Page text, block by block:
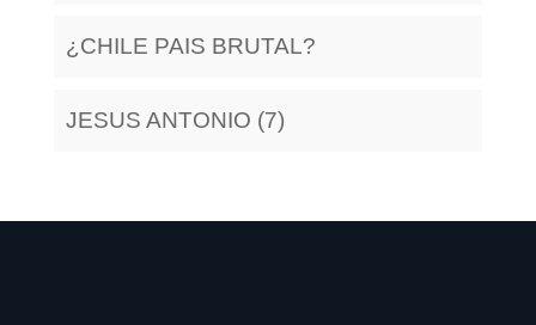
¿CHILE PAIS BRUTAL?
JESUS ANTONIO (7)